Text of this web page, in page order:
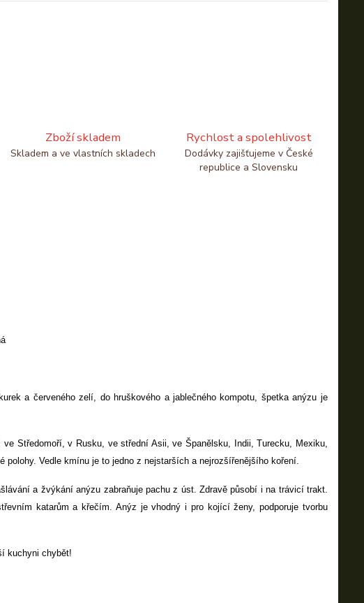
Zboží skladem
Skladem a ve vlastních skladech
Rychlost a spolehlivost
Dodávky zajišťujeme v České
republice a Slovensku
a červeného zelí, do hruškového a jablečného kompotu, špetka anýzu je
Středomoří, v Rusku, ve střední Asii, ve Španělsku, Indii, Turecku, Mexiku,
Vedle kmínu je to jedno z nejstarších a nejrozšířenějšího koření.
a žvýkání anýzu zabraňuje pachu z úst. Zdravě působí i na trávicí trakt.
katarům a křečím. Anýz je vhodný i pro kojící ženy, podporuje tvorbu
kuchyni chybět!